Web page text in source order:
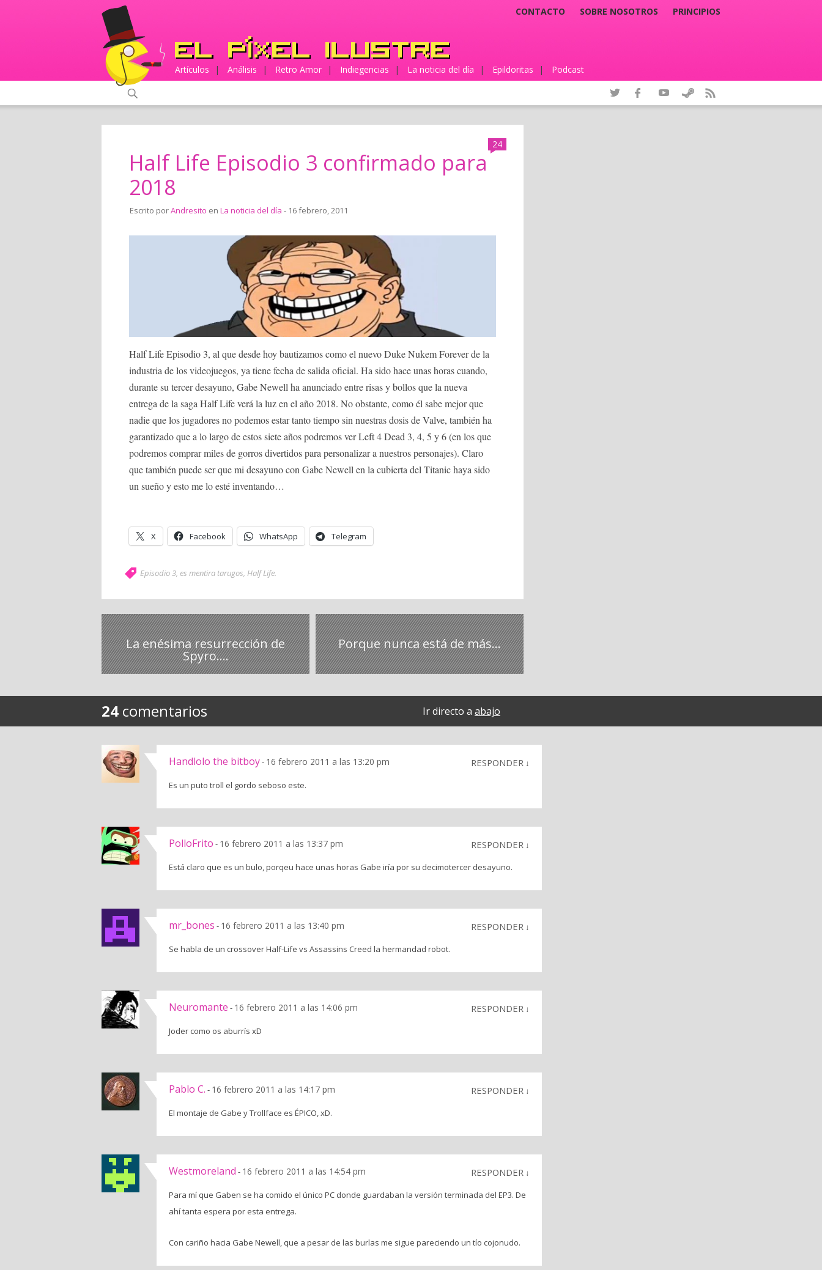
CONTACTO SOBRE NOSOTROS PRINCIPIOS
Artículos | Análisis | Retro Amor | Indiegencias | La noticia del día | Epildoritas | Podcast
24
Half Life Episodio 3 confirmado para
2018
Escrito porAndresito en La noticia del día - 16 febrero, 2011
Half Life Episodio 3, al que desde hoy bautizamos como el nuevo Duke Nukem Forever de la
industria de los videojuegos, ya tiene fecha de salida oficial. Ha sido hace unas horas cuando,
durante su tercer desayuno, Gabe Newell ha anunciado entre risas y bollos que la nueva
entrega de la saga Half Life verá la luz en el año 2018. No obstante, como él sabe mejor que
nadie que los jugadores no podemos estar tanto tiempo sin nuestras dosis de Valve, también ha
garantizado que a lo largo de estos siete años podremos ver Left 4 Dead 3, 4, 5 y 6 (en los que
podremos comprar miles de gorros divertidos para personalizar a nuestros personajes). Claro
que también puede ser que mi desayuno con Gabe Newell en la cubierta del Titanic haya sido
un sueño y esto me lo esté inventando…
X Facebook WhatsApp Telegram
Episodio 3 es mentira tarugos Half Life.
La enésima resurrección de
Spyro....
Porque nunca está de más...
24 comentarios Ir directo a abajo
Handlolo the bitboy- 16 febrero 2011 a las 13:20 pm RESPONDER ↓
Es un puto troll el gordo seboso este.
PolloFrito - 16 febrero 2011 a las 13:37 pm RESPONDER ↓
Está claro que es un bulo, porqeu hace unas horas Gabe iría por su decimotercer desayuno.
mr_bones - 16 febrero 2011 a las 13:40 pm RESPONDER ↓
Se habla de un crossover Half-Life vs Assassins Creed la hermandad robot.
Neuromante - 16 febrero 2011 a las 14:06 pm RESPONDER ↓
Joder como os aburrís xD
Pablo C. - 16 febrero 2011 a las 14:17 pm RESPONDER ↓
El montaje de Gabe y Trollface es ÉPICO, xD.
Westmoreland - 16 febrero 2011 a las 14:54 pm RESPONDER ↓
Para mí que Gaben se ha comido el único PC donde guardaban la versión terminada del EP3. De
ahí tanta espera por esta entrega.
Con cariño hacia Gabe Newell, que a pesar de las burlas me sigue pareciendo un tío cojonudo.